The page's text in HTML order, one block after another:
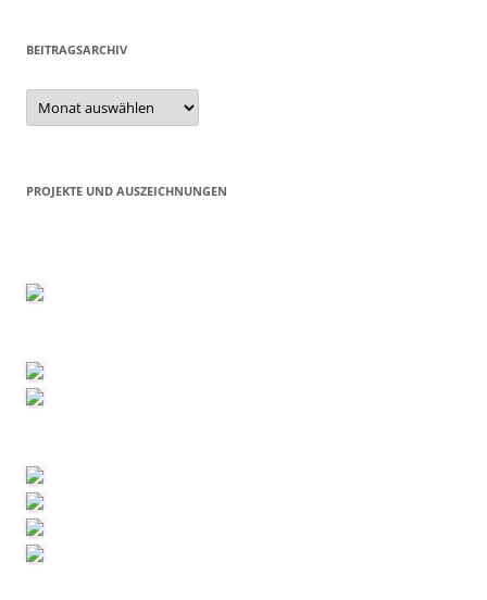
BEITRAGSARCHIV
Beitragsarchiv
PROJEKTE UND AUSZEICHNUNGEN